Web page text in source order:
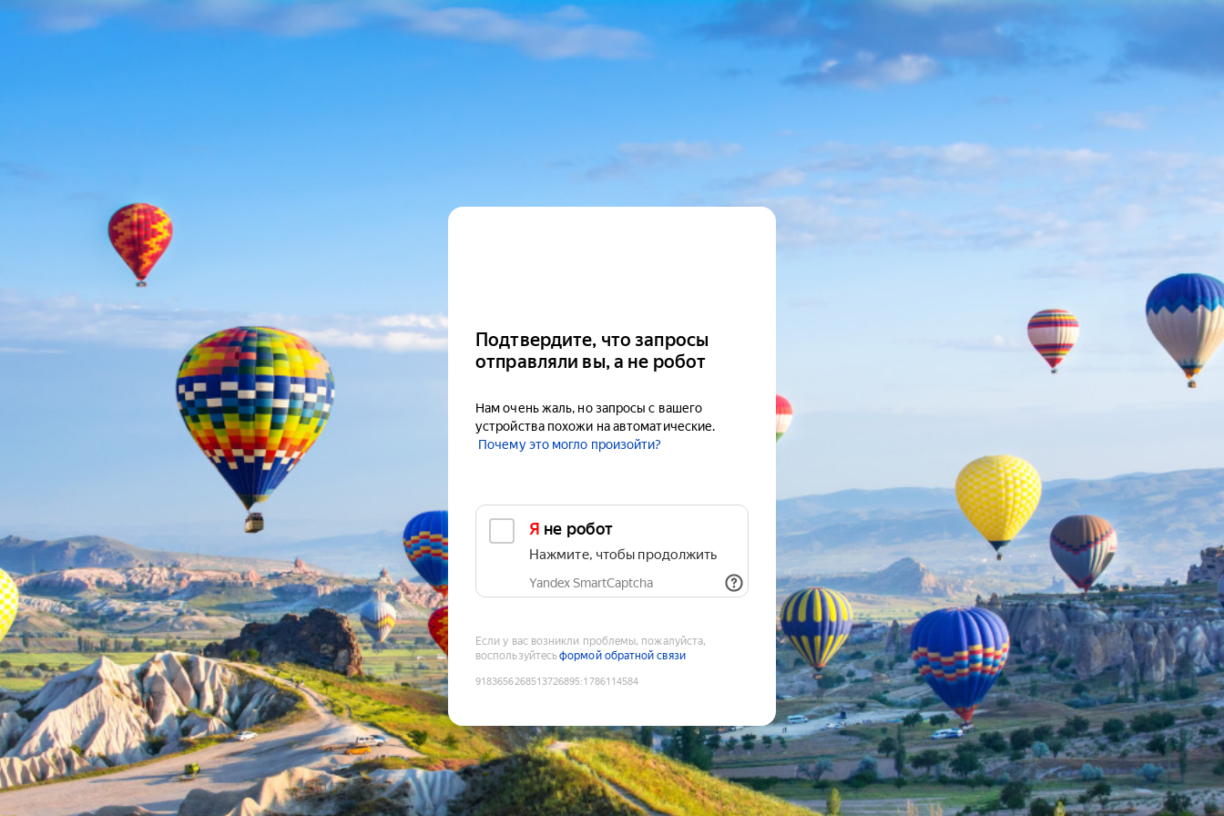
Подтвердите, что запросы
отправляли вы, а не робот
Нам очень жаль, но запросы с вашего
устройства похожи на автоматические.
Почему это могло произойти?
Я не робот
Нажмите, чтобы продолжить
Yandex SmartCaptcha
Если у вас возникли проблемы, пожалуйста,
воспользуйтесьформой обратной связи
9183656268513726895:1786114584